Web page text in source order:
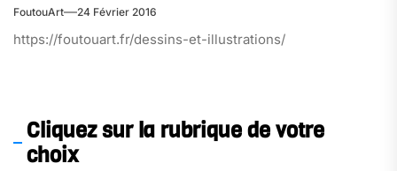
FoutouArt 24 Février 2016
https://foutouart.fr/dessins-et-illustrations/
Cliquez sur la rubrique de votre
choix